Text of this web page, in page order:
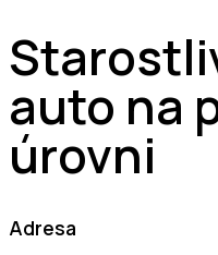
auto na
úrovni
Adresa